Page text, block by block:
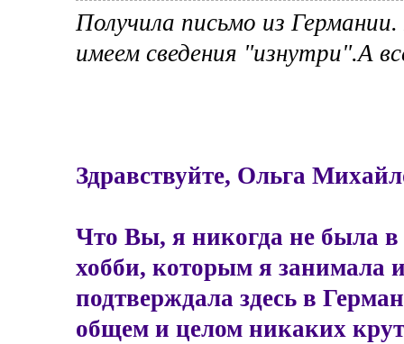
Получила письмо из
имеем сведения "изнутри".А
Здравствуйте, Ольга
Что Вы, я никогда не была в
хобби, которым я занимала
подтверждала здесь в
общем и целом никаких